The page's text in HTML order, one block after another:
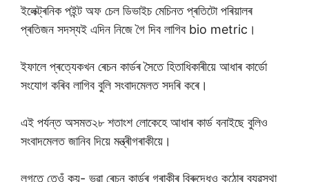
ইলেক্ট্ৰনিক পইন্ট অফ চেল ডিভাইচ মেচিনত প্ৰতিটো পৰিয়ালৰ
প্ৰতিজন সদস্যই এদিন নিজে গৈ দিব লাগিব bio metric।
ইফালে প্ৰত্যেকখন ৰেচন কাৰ্ডৰ সৈতে হিতাধিকাৰীয়ে আধাৰ কাৰ্ডো
সংযোগ কৰিব লাগিব বুলি সংবাদমেলত সদৰি কৰে।
এই পৰ্যন্ত অসমত২৮ শতাংশ লোকেহে আধাৰ কাৰ্ড বনাইছে বুলিও
সংবাদমেলত জানিব দিয়ে মন্ত্ৰীগৰাকীয়ে।
লগতে তেওঁ কয়- ভুৱা ৰেচন কাৰ্ডৰ গৰাকীৰ বিৰুদ্ধেও কঠোৰ ব্যৱস্থা